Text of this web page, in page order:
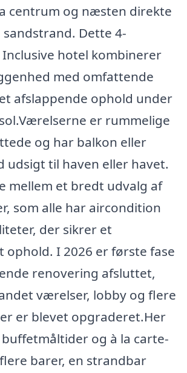
centrum og næsten direkte
Dette 4-
hotel kombinerer
med omfattende
afslappende ophold under
er rummelige
og har balkon eller
udsigt til haven eller havet.
mellem et bredt udvalg af
som alle har aircondition
der sikrer et
ophold. I 2026 er første fase
renovering afsluttet,
værelser, lobby og flere
er blevet opgraderet.Her
og à la carte-
barer, en strandbar